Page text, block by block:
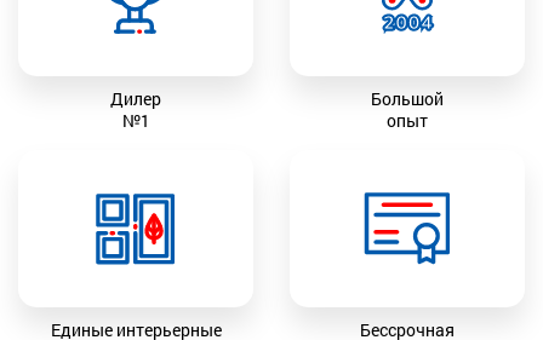
Дилер
№1
Большой
опыт
Единые интерьерные
Бессрочная